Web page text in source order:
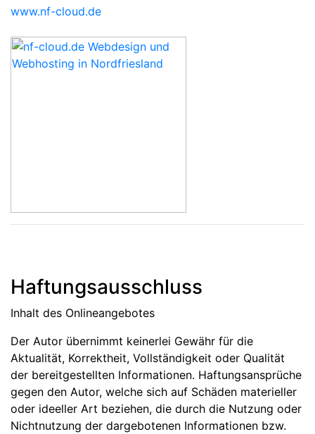
www.nf-cloud.de
Haftungsausschluss
Inhalt des Onlineangebotes
Der Autor übernimmt keinerlei Gewähr für die
Aktualität, Korrektheit, Vollständigkeit oder Qualität
der bereitgestellten Informationen. Haftungsansprüche
gegen den Autor, welche sich auf Schäden materieller
oder ideeller Art beziehen, die durch die Nutzung oder
Nichtnutzung der dargebotenen Informationen bzw.